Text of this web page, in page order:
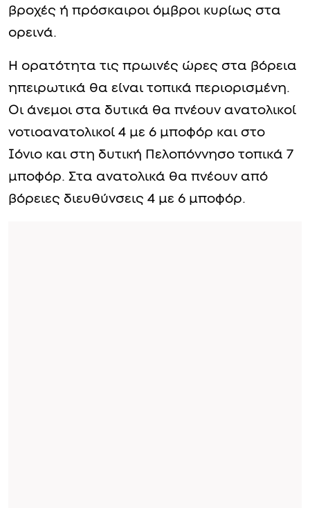
βροχές ή πρόσκαιροι όμβροι κυρίως στα
ορεινά.
Η ορατότητα τις πρωινές ώρες στα βόρεια
ηπειρωτικά θα είναι τοπικά περιορισμένη.
Οι άνεμοι στα δυτικά θα πνέουν ανατολικοί
νοτιοανατολικοί 4 με 6 μποφόρ και στο
Ιόνιο και στη δυτική Πελοπόννησο τοπικά 7
μποφόρ. Στα ανατολικά θα πνέουν από
βόρειες διευθύνσεις 4 με 6 μποφόρ.